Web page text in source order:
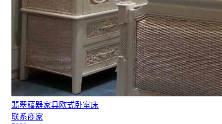
翡翠藤器家具欧式卧室床
联系商家